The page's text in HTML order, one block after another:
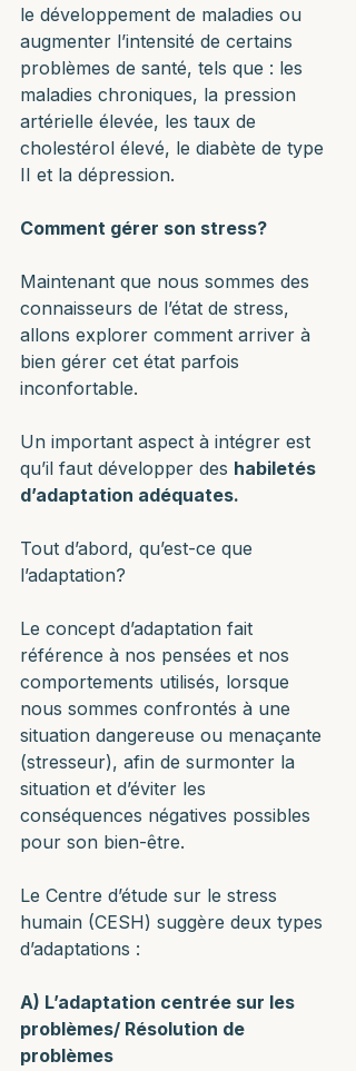
le développement de maladies ou
augmenter l’intensité de certains
problèmes de santé, tels que : les
maladies chroniques, la pression
artérielle élevée, les taux de
cholestérol élevé, le diabète de type
II et la dépression.
Comment gérer son stress?
Maintenant que nous sommes des
connaisseurs de l’état de stress,
allons explorer comment arriver à
bien gérer cet état parfois
inconfortable.
Un important aspect à intégrer est
qu’il faut développer des habiletés
d’adaptation adéquates.
Tout d’abord, qu’est-ce que
l’adaptation?
Le concept d’adaptation fait
référence à nos pensées et nos
comportements utilisés, lorsque
nous sommes confrontés à une
situation dangereuse ou menaçante
(stresseur), afin de surmonter la
situation et d’éviter les
conséquences négatives possibles
pour son bien-être.
Le Centre d’étude sur le stress
humain (CESH) suggère deux types
d’adaptations :
A) L’adaptation centrée sur les
problèmes/ Résolution de
problèmes